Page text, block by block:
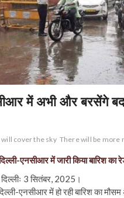
में अभी और बरसेंगे
cover the sky There will be more
एनसीआर में जारी किया बारिश का
3 सितंबर, 2025।
एनसीआर में हो रही बारिश का